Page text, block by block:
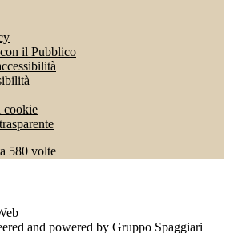
il Pubblico
cookie
580 volte
and powered by Gruppo Spaggiari